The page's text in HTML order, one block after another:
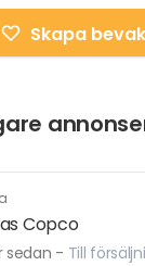
Skapa
Copco
sedan - Till